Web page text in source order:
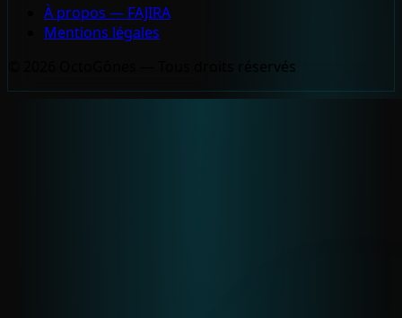
À propos — FAJIRA
Mentions légales
© 2026 OctoGônes — Tous droits réservés